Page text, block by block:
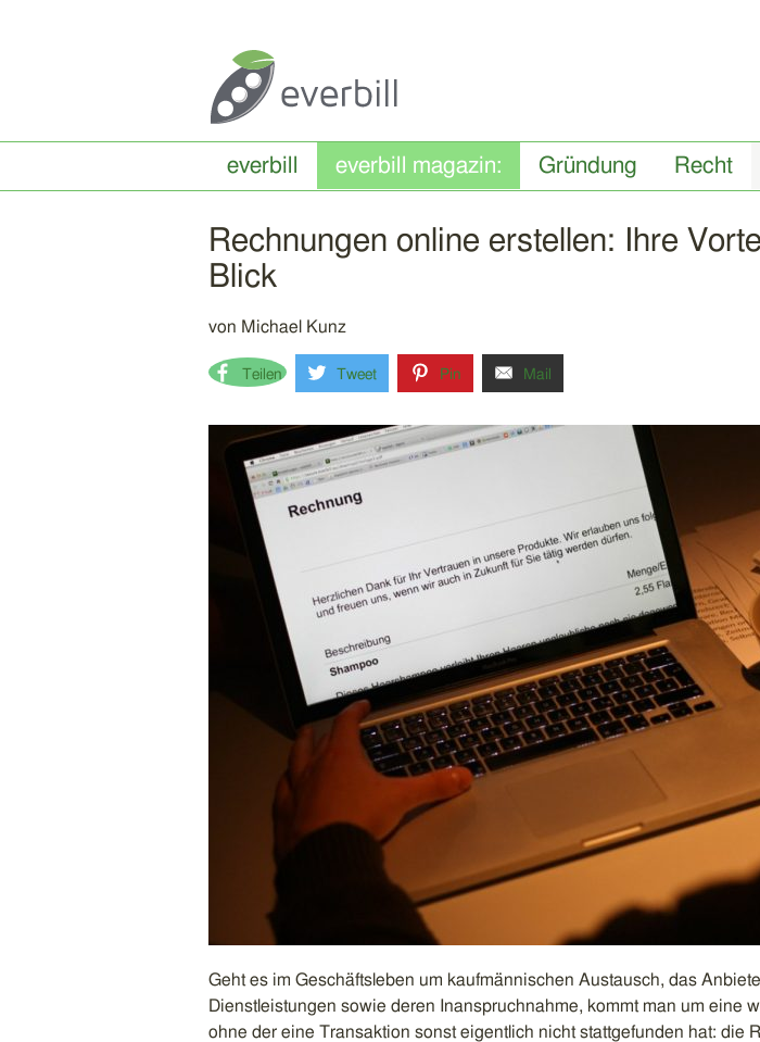
everbill Gründung Recht
Rechnungen online erstellen: Ihre
Blick
von Michael Kunz
Teilen Tweet Pin Mail
Geht es im Geschäftsleben um kaufmännischen Austausch, das
Dienstleistungen sowie deren Inanspruchnahme, kommt man um eine
ohne der eine Transaktion sonst eigentlich nicht stattgefunden hat: die